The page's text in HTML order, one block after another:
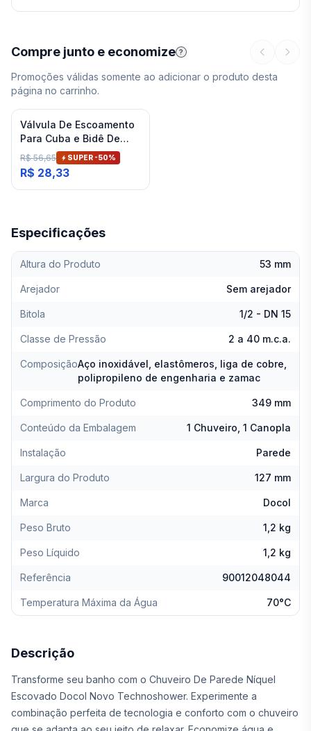
Compre junto e economize ?
Promoções válidas somente ao adicionar o produto desta
página no carrinho.
Válvula De Escoamento
Para Cuba e Bidê De
Banheiro Cromado Deca
R$ 56,65 SUPER -50%
R$ 28,33
Especificações
Altura do Produto 53 mm
Arejador Sem arejador
Bitola 1/2 - DN 15
Classe de Pressão 2 a 40 m.c.a.
ComposiçãoAço inoxidável, elastômeros, liga de cobre,
polipropileno de engenharia e zamac
Comprimento do Produto 349 mm
Conteúdo da Embalagem 1 Chuveiro, 1 Canopla
Instalação Parede
Largura do Produto 127 mm
Marca Docol
Peso Bruto 1,2 kg
Peso Líquido 1,2 kg
Referência 90012048044
Temperatura Máxima da Água 70°C
Descrição
Transforme seu banho com o Chuveiro De Parede Níquel
Escovado Docol Novo Technoshower. Experimente a
combinação perfeita de tecnologia e conforto com o chuveiro